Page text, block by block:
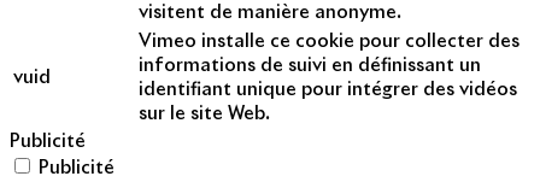
visitent de manière anonyme.
vuid
Vimeo installe ce cookie pour collecter des
informations de suivi en définissant un
identifiant unique pour intégrer des vidéos
sur le site Web.
Publicité
Publicité